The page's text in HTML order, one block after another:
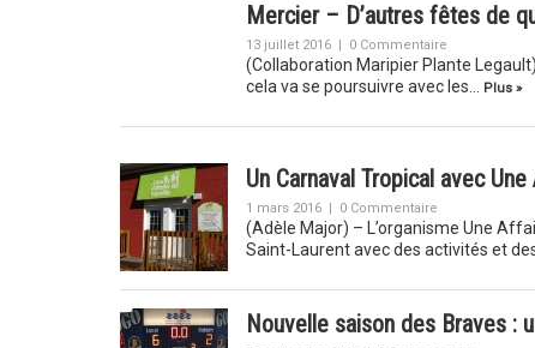
Mercier – D’autres fêtes de
13 juillet 2016 | 0 Commentaire
(Collaboration Maripier Plante
cela va se poursuivre avec les…
Plus »
Un Carnaval Tropical avec
1 mars 2016 | 0 Commentaire
(Adèle Major) – L’organisme Une
Saint-Laurent avec des activités et
Nouvelle saison des Braves :